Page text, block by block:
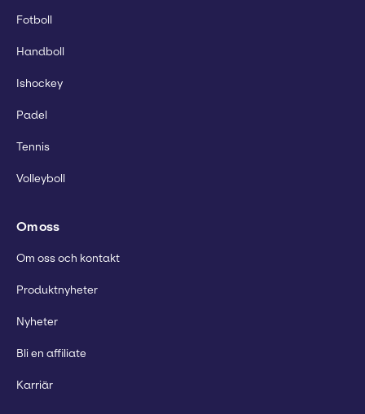
Fotboll
Handboll
Ishockey
Padel
Tennis
Volleyboll
Om oss
Om oss och kontakt
Produktnyheter
Nyheter
Bli en affiliate
Karriär